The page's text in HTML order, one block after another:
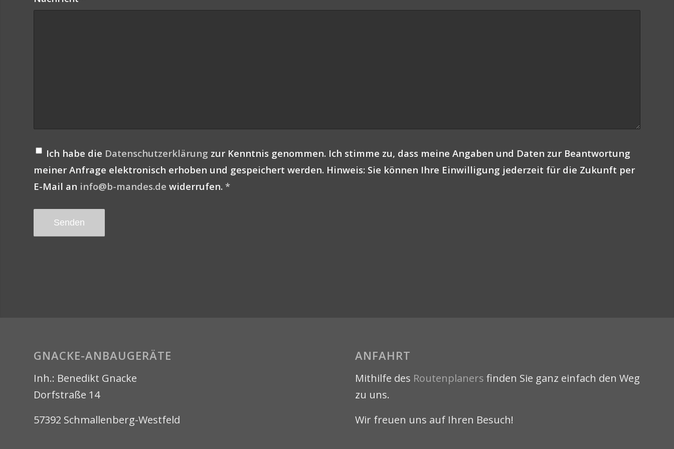
Ich habe die Datenschutzerklärung zur Kenntnis genommen. Ich stimme zu, dass meine Angaben und Daten zur Beantwortung
meiner Anfrage elektronisch erhoben und gespeichert werden. Hinweis: Sie können Ihre Einwilligung jederzeit für die Zukunft per
E-Mail an info@b-mandes.de widerrufen. *
GNACKE-ANBAUGERÄTE
Inh.: Benedikt Gnacke
Dorfstraße 14
57392 Schmallenberg-Westfeld
ANFAHRT
Mithilfe des Routenplaners finden Sie ganz einfach den Weg
zu uns.
Wir freuen uns auf Ihren Besuch!